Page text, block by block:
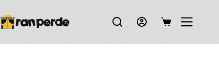
content
Shopping